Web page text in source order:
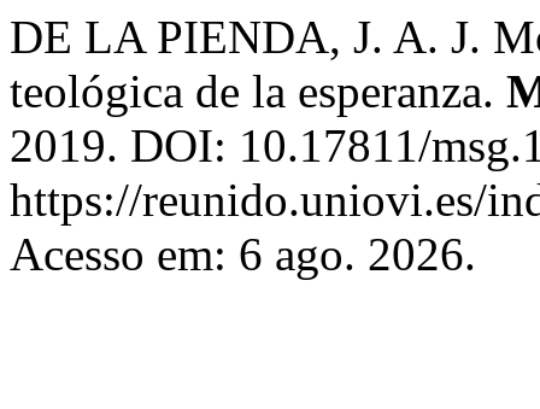
DE LA PIENDA, J. A. J.
teológica de la esperanza.
2019. DOI: 10.17811/
https://reunido.uniovi.es/
Acesso em: 6 ago. 2026.